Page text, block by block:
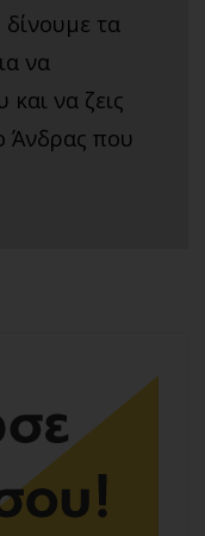
τα
να
και να ζεις
Άνδρας που